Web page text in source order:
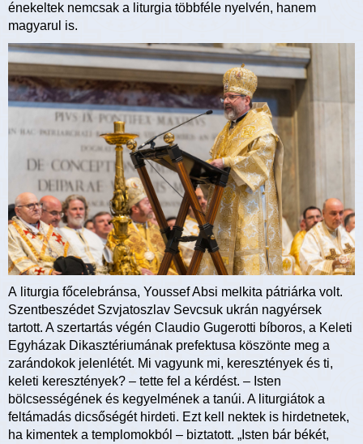
énekeltek nemcsak a liturgia többféle nyelvén, hanem
magyarul is.
A liturgia főcelebránsa, Youssef Absi melkita pátriárka volt.
Szentbeszédet Szvjatoszlav Sevcsuk ukrán nagyérsek
tartott. A szertartás végén Claudio Gugerotti bíboros, a Keleti
Egyházak Dikasztériumának prefektusa köszönte meg a
zarándokok jelenlétét. Mi vagyunk mi, keresztények és ti,
keleti keresztények? – tette fel a kérdést. – Isten
bölcsességének és kegyelmének a tanúi. A liturgiátok a
feltámadás dicsőségét hirdeti. Ezt kell nektek is hirdetnetek,
ha kimentek a templomokból – biztatott. „Isten bár békét,